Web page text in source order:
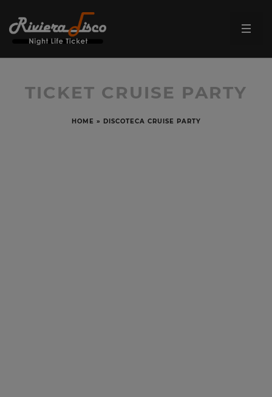
TICKET CRUISE PARTY
HOME » DISCOTECA CRUISE PARTY